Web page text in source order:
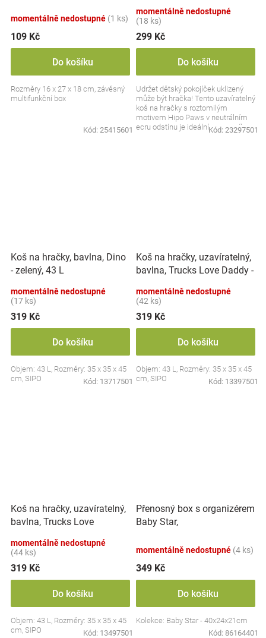
momentálně nedostupné (1 ks)
109 Kč
Do košíku
Rozměry 16 x 27 x 18 cm, závěsný
multifunkční box
Kód: 25415601
momentálně nedostupné
(18 ks)
299 Kč
Do košíku
Udržet dětský pokojíček uklizený
může být hračka! Tento uzavíratelný
koš na hračky s roztomilým
motivem Hipo Paws v neutrálním
ecru odstínu je ideální pomocník
Kód: 23297501
Koš na hračky, bavlna, Dino
- zelený, 43 L
momentálně nedostupné
(17 ks)
319 Kč
Do košíku
Objem: 43 L, Rozměry: 35 x 35 x 45
cm, SIPO
Kód: 13717501
Koš na hračky, uzavíratelný,
bavlna, Trucks Love Daddy -
momentálně nedostupné
(42 ks)
319 Kč
Do košíku
Objem: 43 L, Rozměry: 35 x 35 x 45
cm, SIPO
Kód: 13397501
Koš na hračky, uzavíratelný,
bavlna, Trucks Love
momentálně nedostupné
(44 ks)
319 Kč
Do košíku
Objem: 43 L, Rozměry: 35 x 35 x 45
cm, SIPO
Kód: 13497501
Přenosný box s organizérem
Baby Star,
momentálně nedostupné (4 ks)
349 Kč
Do košíku
Kolekce: Baby Star - 40x24x21cm
Kód: 86164401